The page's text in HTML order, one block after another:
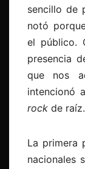
sencillo de
notó
el público.
presencia
que nos
intencionó
rock de raíz.
La primera
nacionales